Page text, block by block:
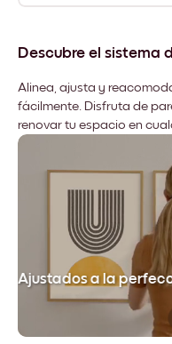
Descubre el sistema
Alinea, ajusta y
fácilmente. Disfruta de
renovar tu espacio en
Ajustados a la